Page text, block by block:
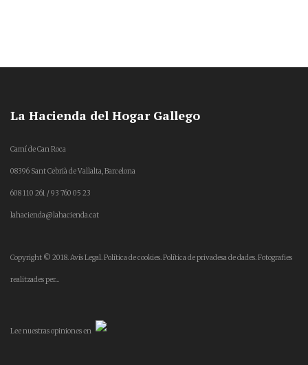
La Hacienda del Hogar Gallego
Camí de Can Roca
08396 Sant Cebrià de Vallalta, Barcelona
608 110 261 / 93 760 05 23
lahacienda@lahacienda.cat
Copyright © 2018.Avís Legal.Política de cookies.Política de privadesa de dades.Fotografies
realitzades per...
Leenuestras opinionesen